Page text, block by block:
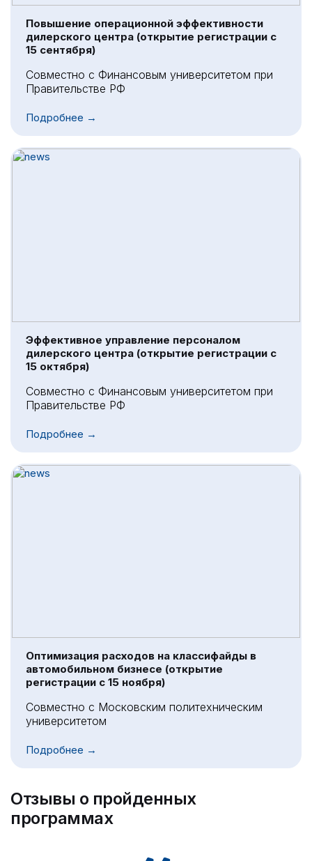
Повышение операционной эффективности
дилерского центра (открытие регистрации с
15 сентября)
Совместно с Финансовым университетом при
Правительстве РФ
Подробнее →
Эффективное управление персоналом
дилерского центра (открытие регистрации с
15 октября)
Совместно с Финансовым университетом при
Правительстве РФ
Подробнее →
Оптимизация расходов на классифайды в
автомобильном бизнесе (открытие
регистрации с 15 ноября)
Совместно с Московским политехническим
университетом
Подробнее →
Отзывы о пройденных
программах